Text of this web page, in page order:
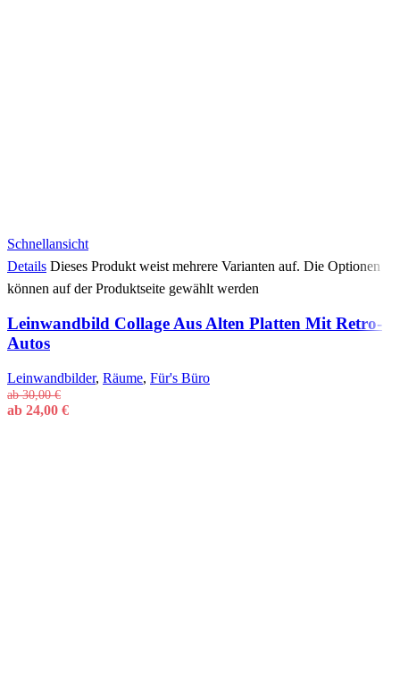
Schnellansicht
Details Dieses Produkt weist mehrere Varianten auf. Die Optionen
können auf der Produktseite gewählt werden
Leinwandbild Collage Aus Alten Platten Mit Retro-
Autos
Leinwandbilder, Räume, Für's Büro
ab30,00€
ab 24,00 €